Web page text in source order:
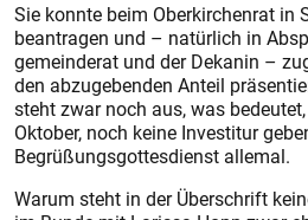
Sie konnte beim Oberkirchenrat in
beantragen und – natürlich in
gemeinderat und der Dekanin –
den abzugebenden Anteil
steht zwar noch aus, was
Oktober, noch keine Investitur
Begrüßungsgottesdienst allemal.
Warum steht in der Überschrift